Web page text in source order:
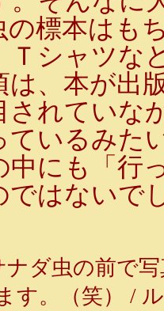
の標本はも
Ｔシャツな
は、本が出
されていな
ているみた
中にも「行
ではないで
ダ虫の前で写
す。（笑） /